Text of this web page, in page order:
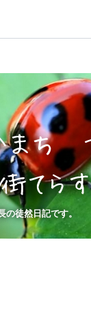
まち
てら
の徒然日記です。